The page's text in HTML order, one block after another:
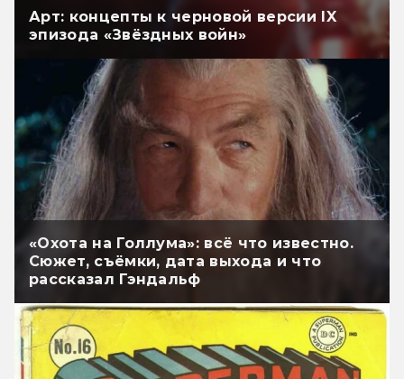
Арт: концепты к черновой версии IX
эпизода «Звёздных войн»
«Охота на Голлума»: всё что известно.
Сюжет, съёмки, дата выхода и что
рассказал Гэндальф